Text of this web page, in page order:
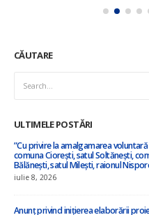
CĂUTARE
ULTIMELE POSTĂRI
”Cu privire la amalgamarea
comuna Ciorești, satul Soltănești,
Bălănești, satul Milești, raionul
iulie 8, 2026
Anunț privind inițierea elaborării